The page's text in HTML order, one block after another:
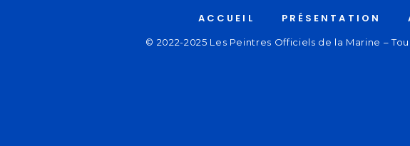
ACCUEIL PRÉSENTATION
© 2022-2025 Les Peintres Officiels de la Marine –